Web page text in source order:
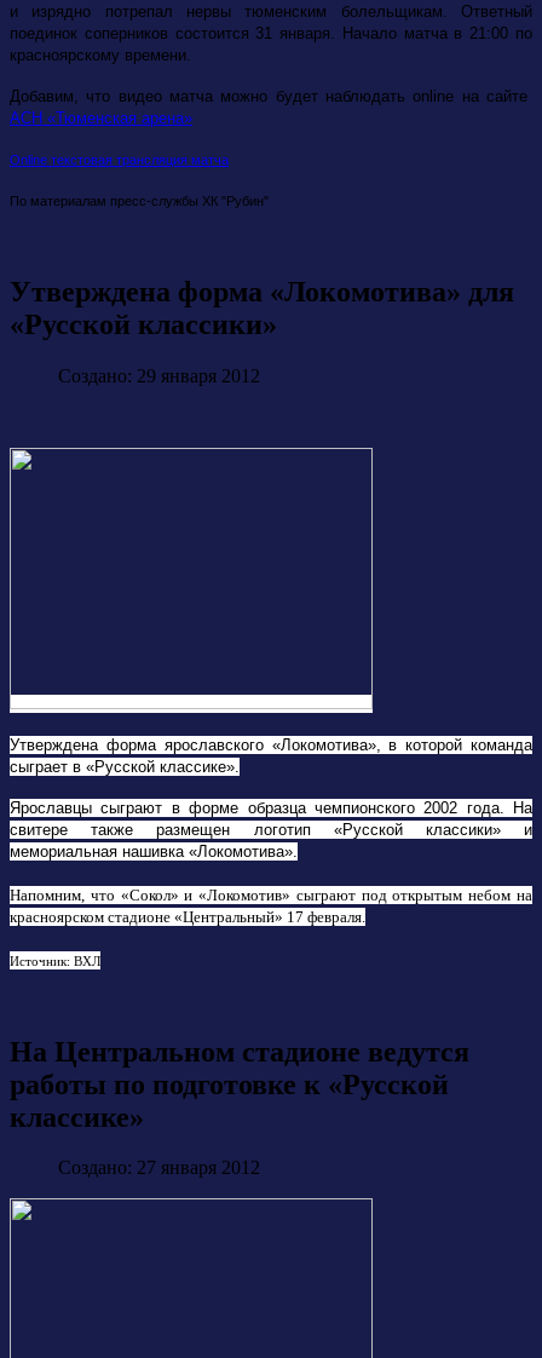
и изрядно потрепал нервы тюменским болельщикам. Ответный
поединок соперников состоится 31 января. Начало матча в 21:00 по
красноярскому времени.
Добавим, что видео матча можно будет наблюдать online на сайте
АСН «Тюменская арена»
Online текстовая трансляция матча
По материалам пресс-службы ХК "Рубин"
Утверждена форма «Локомотива» для
«Русской классики»
Создано: 29 января 2012
Утверждена форма ярославского «Локомотива», в которой команда
сыграет в «Русской классике».
Ярославцы сыграют в форме образца чемпионского 2002 года. На
свитере также размещен логотип «Русской классики» и
мемориальная нашивка «Локомотива».
Напомним, что «Сокол» и «Локомотив» сыграют под открытым небом на
красноярском стадионе «Центральный» 17 февраля.
Источник: ВХЛ
На Центральном стадионе ведутся
работы по подготовке к «Русской
классике»
Создано: 27 января 2012